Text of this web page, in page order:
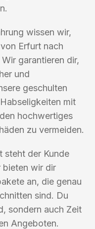
wissen wir,
Erfurt nach
garantieren dir,
und
geschulten
mit
hochwertiges
zu vermeiden.
steht der Kunde
bieten wir dir
an, die genau
sind. Du
sondern auch Zeit
Angeboten.